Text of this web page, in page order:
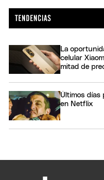
La
celular
mitad de
Últimos días
en Netflix